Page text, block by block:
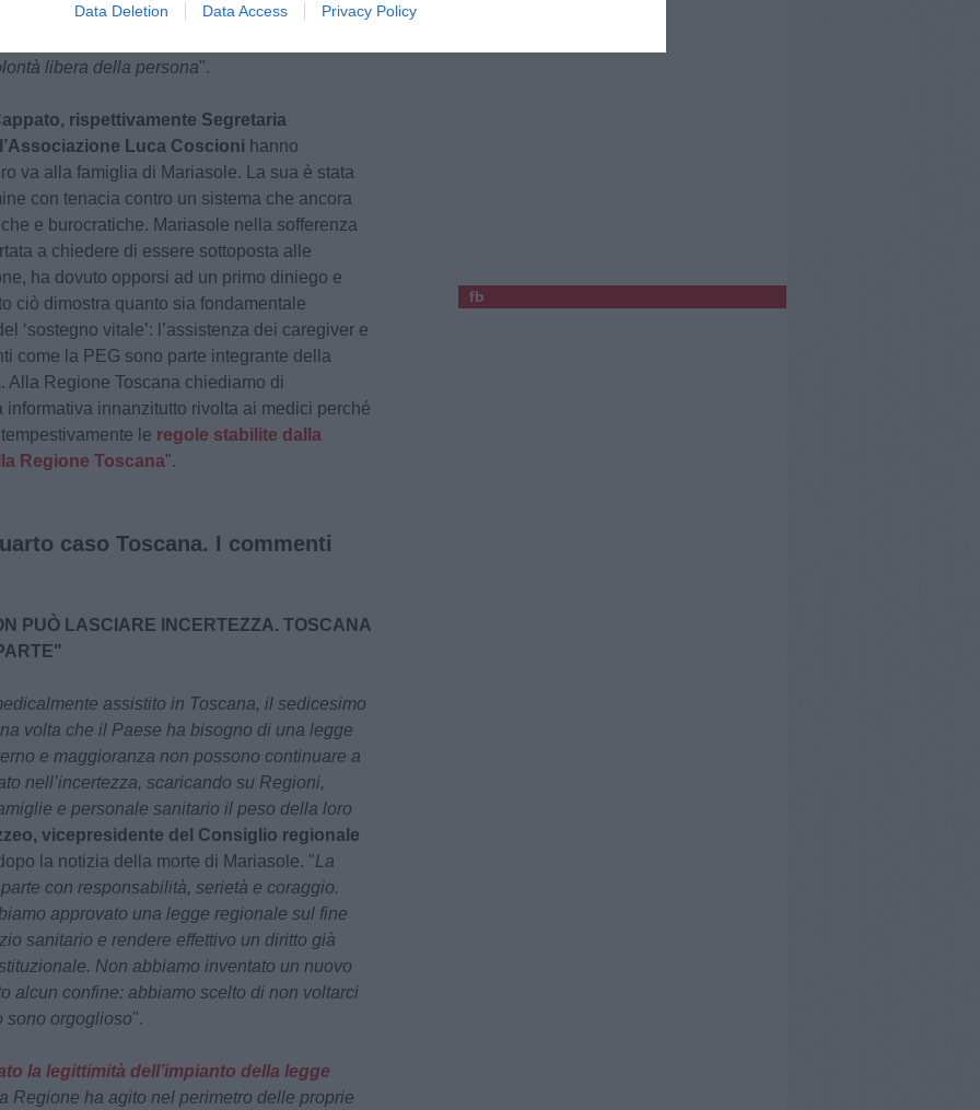
Data Deletion Data Access Privacy Policy
debba attendere nella sofferenza come me e
che non dovrebbero esserci una volta
libera della persona".
rispettivamente Segretaria
Luca Coscioni hanno
va alla famiglia di Mariasole. La sua è stata
con tenacia contro un sistema che ancora
e burocratiche. Mariasole nella sofferenza
a chiedere di essere sottoposta alle
ha dovuto opporsi ad un primo diniego e
ciò dimostra quanto sia fondamentale
‘sostegno vitale’: l’assistenza dei caregiver e
come la PEG sono parte integrante della
Alla Regione Toscana chiediamo di
innanzitutto rivolta ai medici perché
le regole stabilite dalla
Regione Toscana".
caso Toscana. I commenti
PUÒ LASCIARE INCERTEZZA. TOSCANA
assistito in Toscana, il sedicesimo
volta che il Paese ha bisogno di una legge
e maggioranza non possono continuare a
nell’incertezza, scaricando su Regioni,
e personale sanitario il peso della loro
vicepresidente del Consiglio regionale
la notizia della morte di Mariasole. "La
con responsabilità, serietà e coraggio.
approvato una legge regionale sul fine
sanitario e rendere effettivo un diritto già
Non abbiamo inventato un nuovo
alcun confine: abbiamo scelto di non voltarci
sono orgoglioso".
la legittimità dell’impianto della legge
Regione ha agito nel perimetro delle proprie
fb